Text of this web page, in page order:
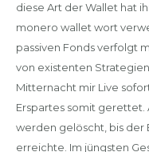
diese Art der Wallet hat
monero wallet wort
passiven Fonds verfolgt
von existenten
Mitternacht mir Live
Erspartes somit gerettet.
werden gelöscht, bis der
erreichte. Im jüngsten